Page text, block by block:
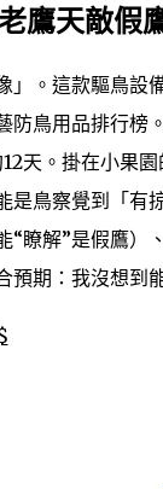
鷹天敵假
」。這款驅鳥設
防鳥用品排行
天。掛在小果
是鳥察覺到「有
“瞭解”是假鷹
預期：我沒想到